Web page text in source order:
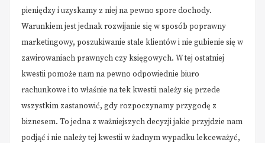
pieniędzy i uzyskamy z niej na pewno spore dochody.
Warunkiem jest jednak rozwijanie się w sposób poprawny
marketingowy, poszukiwanie stale klientów i nie gubienie się w
zawirowaniach prawnych czy księgowych. W tej ostatniej
kwestii pomoże nam na pewno odpowiednie biuro
rachunkowe i to właśnie na tek kwestii należy się przede
wszystkim zastanowić, gdy rozpoczynamy przygodę z
biznesem. To jedna z ważniejszych decyzji jakie przyjdzie nam
podjąć i nie należy tej kwestii w żadnym wypadku lekceważyć,